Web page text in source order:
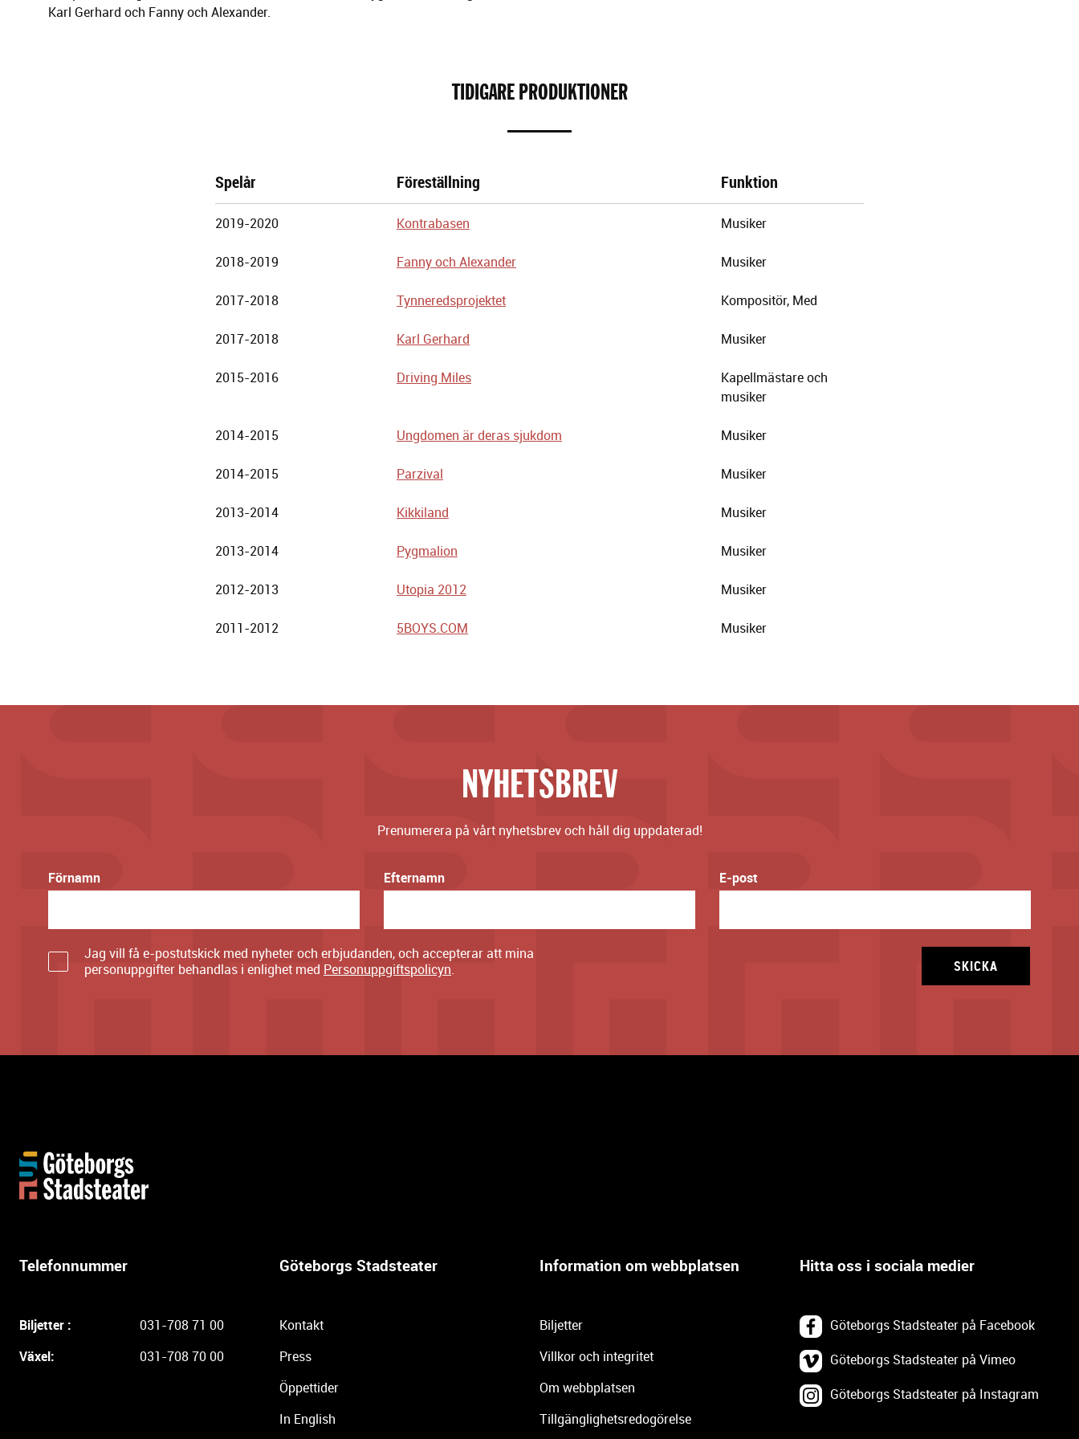
Karl Gerhard och Fanny och Alexander.
TIDIGARE PRODUKTIONER
Göteborgs
Spelår Föreställning Funktion
2019-2020 Kontrabasen Musiker
2018-2019 Fanny och Alexander Musiker
2017-2018 Tynneredsprojektet Kompositör, Med
2017-2018 Karl Gerhard Musiker
2015-2016 Driving Miles
Kapellmästare och
musiker
2014-2015 Ungdomen är deras sjukdom Musiker
2014-2015 Parzival Musiker
2013-2014 Kikkiland Musiker
2013-2014 Pygmalion Musiker
2012-2013 Utopia 2012 Musiker
2011-2012 5BOYS.COM Musiker
NYHETSBREV
Prenumerera på vårt nyhetsbrev och håll dig uppdaterad!
Förnamn Efternamn E-post
Jag vill få e-postutskick med nyheter och erbjudanden, och accepterar att mina
personuppgifter behandlas i enlighet med Personuppgiftspolicyn. SKICKA
Telefonnummer
Biljetter :
031-708 71 00
Växel:
031-708 70 00
Göteborgs Stadsteater
Kontakt
Press
Öppettider
In English
Information om webbplatsen
Biljetter
Villkor och integritet
Om webbplatsen
Tillgänglighetsredogörelse
Hitta oss i sociala medier
Göteborgs Stadsteater på Facebook
Göteborgs Stadsteater på Vimeo
Göteborgs Stadsteater på Instagram